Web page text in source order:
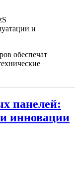
обеспечат
панелей:
инновации